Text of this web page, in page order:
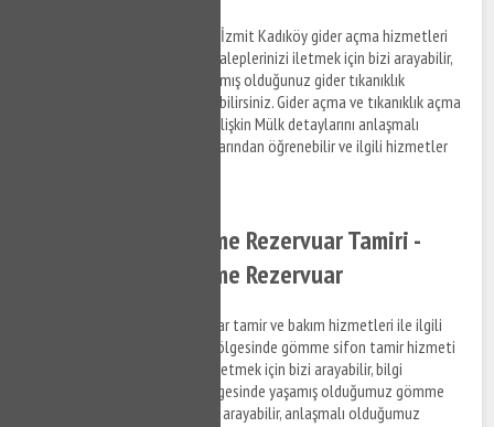
İzmit Kadıköy lavabo açma ve İzmit Kadıköy gider açma hizmetleri
ile ilgili bilgi almak ve destek taleplerinizi iletmek için bizi arayabilir,
İzmit Kadıköy bölgesinde yaşamış olduğunuz gider tıkanıklık
problemleri ile ilgili destek alabilirsiniz. Gider açma ve tıkanıklık açma
hizmetleri ve ilgili hizmetlere ilişkin Mülk detaylarını anlaşmalı
olduğumuz firmaların elemanlarından öğrenebilir ve ilgili hizmetler
İzmit Kadıköy Gömme Rezervuar Tamiri -
İzmit Kadıköy Gömme Rezervuar
İzmit Kadıköy gömme rezervuar tamir ve bakım hizmetleri ile ilgili
bilgi almak ve İzmit Kadıköy bölgesinde gömme sifon tamir hizmeti
hakkında destek taleplerinizi iletmek için bizi arayabilir, bilgi
alabilirsiniz. İzmit Kadıköy bölgesinde yaşamış olduğumuz gömme
rezervuar sorunları ile ilgili bizi arayabilir, anlaşmalı olduğumuz